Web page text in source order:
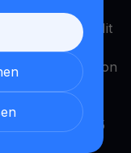
zeigt eine
Mit
von 7,09
Angebot von
TON solide
Besonders
von 5
21